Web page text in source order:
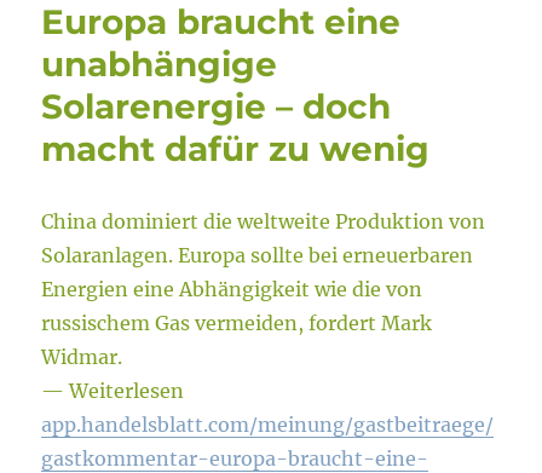
Europa braucht eine
unabhängige
Solarenergie – doch
macht dafür zu wenig
China dominiert die weltweite Produktion von
Solaranlagen. Europa sollte bei erneuerbaren
Energien eine Abhängigkeit wie die von
russischem Gas vermeiden, fordert Mark
Widmar.
— Weiterlesen
app.handelsblatt.com/meinung/gastbeitraege/
gastkommentar-europa-braucht-eine-